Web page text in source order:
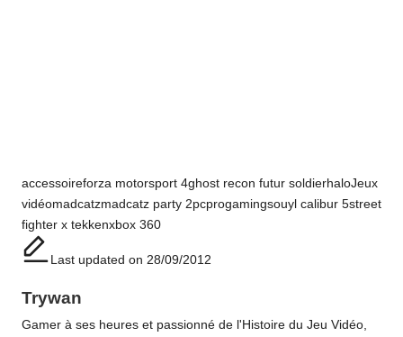
Tags:
accessoireforza motorsport 4ghost recon futur soldierhaloJeux
vidéomadcatzmadcatz party 2pcprogamingsouyl calibur 5street
fighter x tekkenxbox 360
Last updated on 28/09/2012
Trywan
Gamer à ses heures et passionné de l'Histoire du Jeu Vidéo,